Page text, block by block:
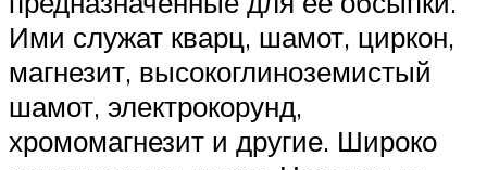
Ими служат кварц, шамот, циркон,
магнезит, высокоглиноземистый
шамот, электрокорунд,
хромомагнезит и другие. Широко